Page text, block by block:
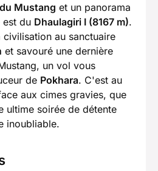
Mustang et un panorama
est du Dhaulagiri I (8167 m).
au sanctuaire
et savouré une dernière
un vol vous
de Pokhara. C'est au
aux cimes gravies, que
ultime soirée de détente
inoubliable.